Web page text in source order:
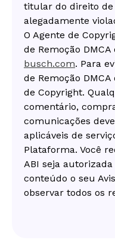
titular do direito
alegadamente
O Agente de
de Remoção DMCA
busch.com. Para
de Remoção
de Copyright.
comentário,
comunicações
aplicáveis de
Plataforma. Você
ABI seja
conteúdo o seu
observar todos os